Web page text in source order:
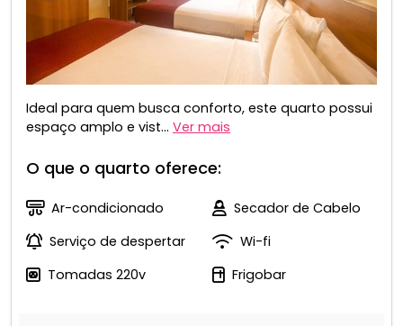
Ideal para quem busca conforto, este quarto possui
espaço amplo e vist... Ver mais
O que o quarto oferece:
Ar-condicionado
Secador de Cabelo
Serviço de despertar
Wi-fi
Tomadas 220v
Frigobar